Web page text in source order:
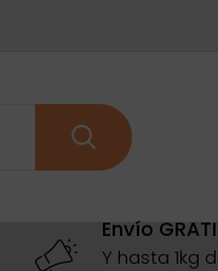
Envío
Y hasta 1kg